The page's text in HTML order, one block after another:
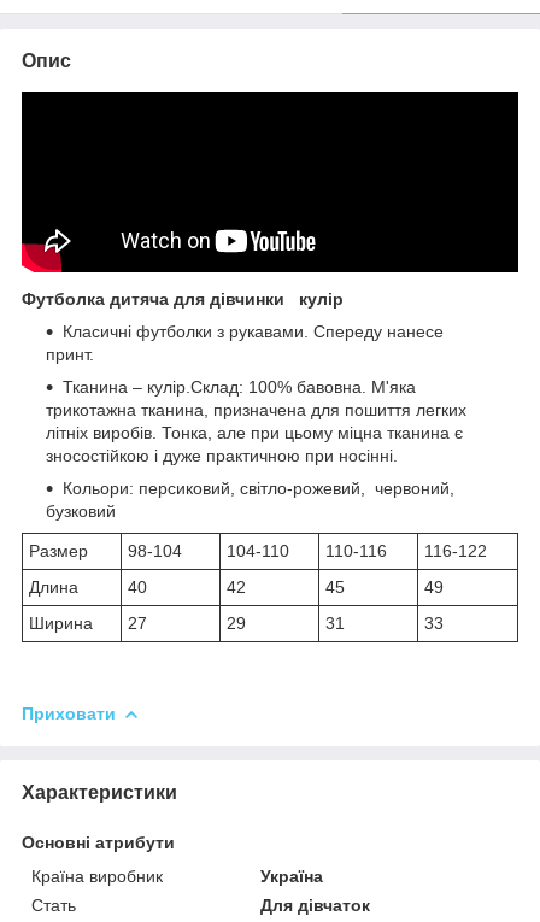
Опис
Футболка дитяча для дівчинки кулір
Класичні футболки з рукавами. Спереду нанесе
принт.
Тканина – кулір.Склад: 100% бавовна. М'яка
трикотажна тканина, призначена для пошиття легких
літніх виробів. Тонка, але при цьому міцна тканина є
зносостійкою і дуже практичною при носінні.
Кольори: персиковий, світло-рожевий, червоний,
бузковий
Размер 98-104 104-110 110-116
116-122
Длина
40 42 45
49
Ширина
27 29 31 33
Приховати
Характеристики
Основні атрибути
Країна виробник
Україна
Стать
Для дівчаток